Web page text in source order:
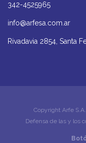
342-4525965
info@arfesa.com.ar
Rivadavia 2854, Santa
Copyright Arfe
Defensa de las y los